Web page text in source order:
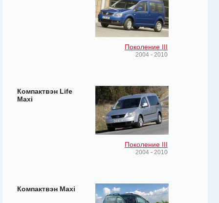
Поколение III
2004 - 2010
Компактвэн Life
Maxi
Поколение III
2004 - 2010
Компактвэн Maxi